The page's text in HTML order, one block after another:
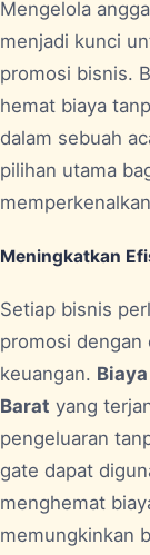
Mengelola
menjadi kunci
promosi bisnis.
hemat biaya
dalam sebuah
pilihan utama
Meningkatkan
Setiap bisnis
promosi dengan
keuangan.
Barat yang
pengeluaran
gate dapat
menghemat
memungkinkan